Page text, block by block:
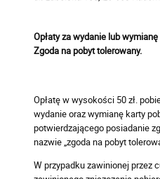
Opłaty za wydanie lub
Zgoda na pobyt tolerowany.
Opłatę w wysokości 50 zł.
wydanie oraz wymianę karty
potwierdzającego posiadanie
nazwie „zgoda na pobyt
W przypadku zawinionej przez